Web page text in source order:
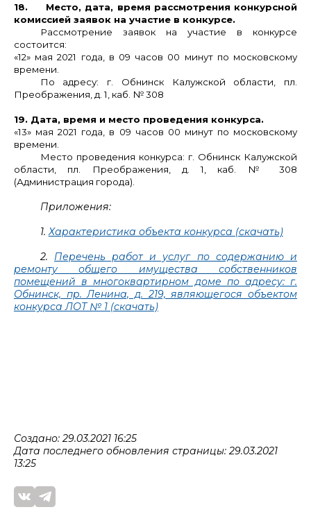
18. Место, дата, время рассмотрения конкурсной
комиссией заявок на участие в конкурсе.
Рассмотрение заявок на участие в конкурсе
состоится:
«12» мая 2021 года, в 09 часов 00 минут по московскому
времени.
По адресу: г. Обнинск Калужской области, пл.
Преображения, д. 1, каб. № 308
19. Дата, время и место проведения конкурса.
«13» мая 2021 года, в 09 часов 00 минут по московскому
времени.
Место проведения конкурса: г. Обнинск Калужской
области, пл. Преображения, д. 1, каб. № 308
(Администрация города).
Приложения:
1.Характеристика объекта конкурса (скачать)
2. Перечень работ и услуг по содержанию и
ремонту общего имущества собственников
помещений в многоквартирном доме по адресу: г.
Обнинск, пр. Ленина, д. 219, являющегося объектом
конкурса ЛОТ № 1 (скачать)
Создано: 29.03.2021 16:25
Дата последнего обновления страницы: 29.03.2021
13:25